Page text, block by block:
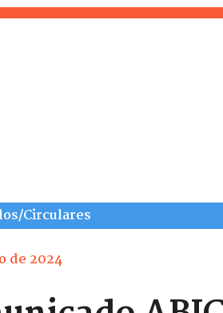
Circulares
de 2024